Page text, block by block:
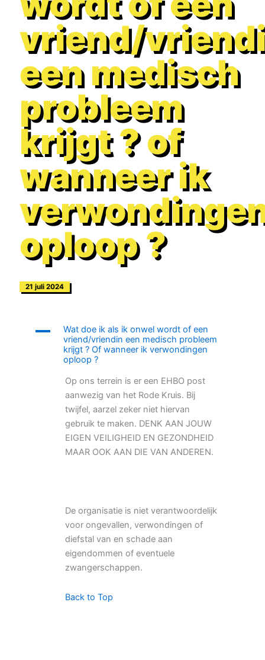
vriend/
een medisch
probleem
krijgt ? of
wanneer ik
oploop ?
21 juli 2024
A
Wat doe ik als ik onwel wordt of een
vriend/vriendin een medisch probleem
krijgt ? Of wanneer ik verwondingen
oploop ?
Op ons terrein is er een EHBO post
aanwezig van het Rode Kruis. Bij
twijfel, aarzel zeker niet hiervan
gebruik te maken. DENK AAN JOUW
EIGEN VEILIGHEID EN GEZONDHEID
MAAR OOK AAN DIE VAN ANDEREN.
De organisatie is niet verantwoordelijk
voor ongevallen, verwondingen of
diefstal van en schade aan
eigendommen of eventuele
zwangerschappen.
Back to Top